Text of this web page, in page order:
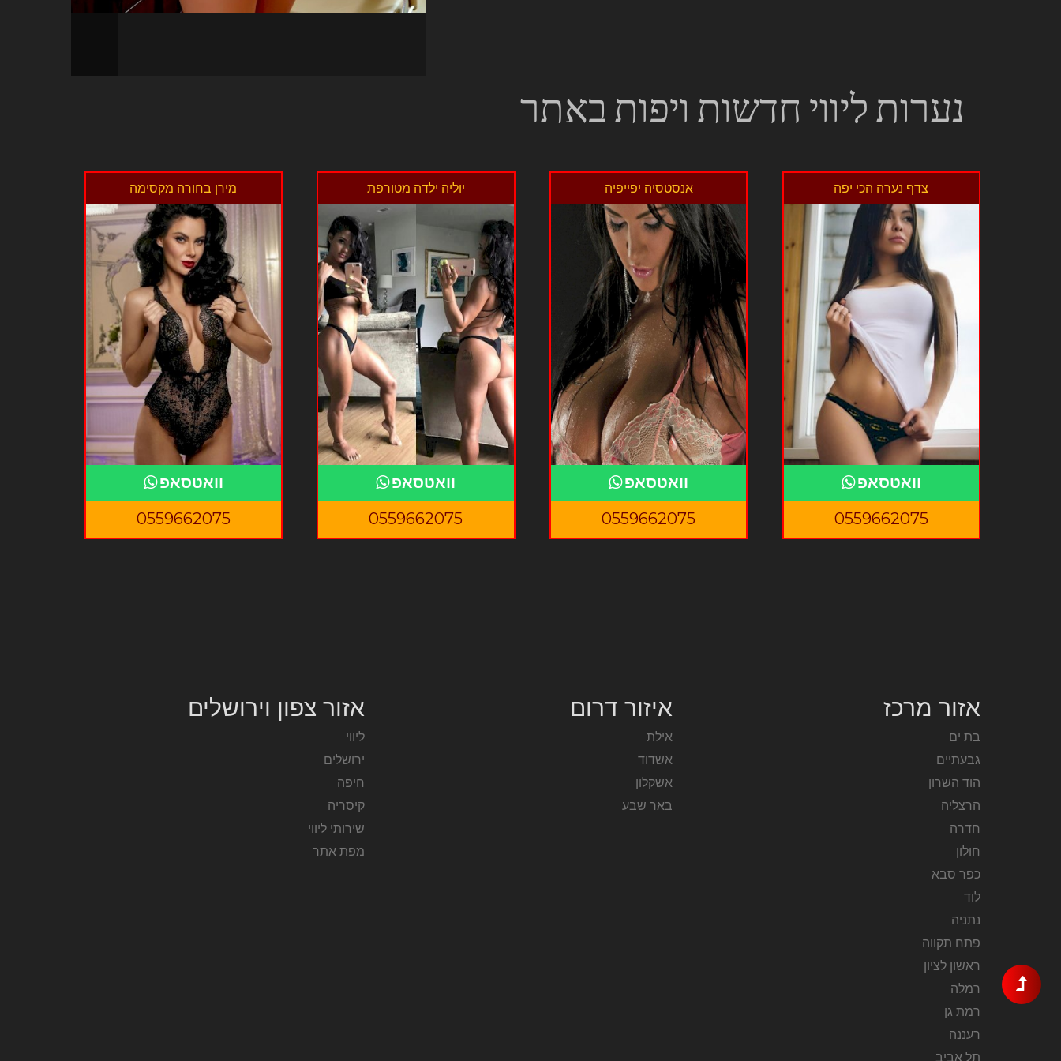
נערות ליווי חדשות ויפות באתר
צדף נערה הכי יפה
וואטסאפ
0559662075
אנסטסיה יפייפיה
וואטסאפ
0559662075
יוליה ילדה מטורפת
וואטסאפ
0559662075
מירן בחורה מקסימה
וואטסאפ
0559662075
אזור מרכז
בת ים
גבעתיים
הוד השרון
הרצליה
חדרה
חולון
כפר סבא
לוד
נתניה
פתח תקווה
ראשון לציון
רמלה
רמת גן
רעננה
תל אביב
איזור דרום
אילת
אשדוד
אשקלון
באר שבע
אזור צפון וירושלים
ליווי
ירושלים
חיפה
קיסריה
שירותי ליווי
מפת אתר